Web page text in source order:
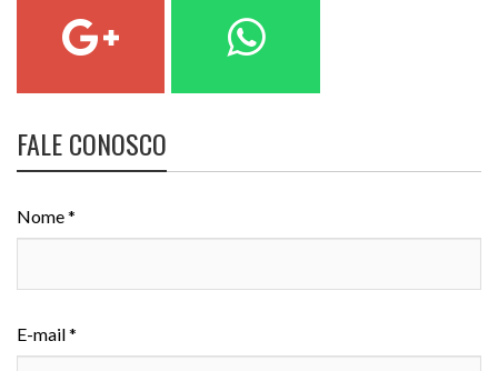
FALE CONOSCO
Nome *
E-mail *